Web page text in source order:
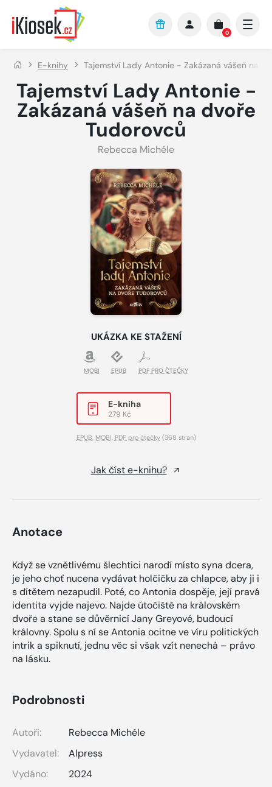
Přejít na hlavní obsah
0
E-knihy Tajemství Lady Antonie - Zakázaná vášeň na
Tajemství Lady Antonie -
Zakázaná vášeň na dvoře
Tudorovců
Rebecca Michéle
UKÁZKA KE STAŽENÍ
MOBI EPUB PDF PRO ČTEČKY
E-kniha
279 Kč
EPUB, MOBI, PDF pro čtečky(368 stran)
Jak číst e-knihu?
Anotace
Když se vznětlivému šlechtici narodí místo syna dcera,
je jeho choť nucena vydávat holčičku za chlapce, aby ji i
s dítětem nezapudil. Poté, co Antonia dospěje, její pravá
identita vyjde najevo. Najde útočiště na královském
dvoře a stane se důvěrnicí Jany Greyové, budoucí
královny. Spolu s ní se Antonia ocitne ve víru politických
intrik a spiknutí, jednu věc si však vzít nenechá – právo
na lásku.
Podrobnosti
Autoři:
Rebecca Michéle
Vydavatel:
Alpress
Vydáno:
2024